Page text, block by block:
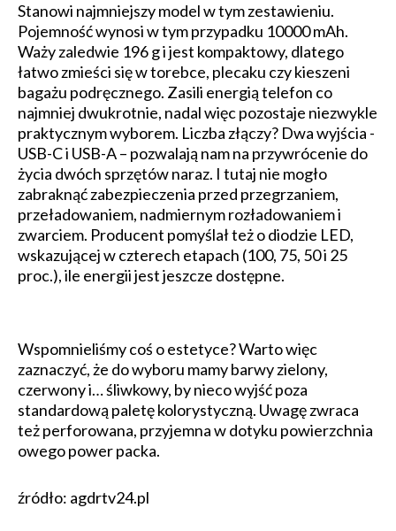
Stanowi najmniejszy model w tym zestawieniu.
Pojemność wynosi w tym przypadku 10000 mAh.
Waży zaledwie 196 g i jest kompaktowy, dlatego
łatwo zmieści się w torebce, plecaku czy kieszeni
bagażu podręcznego. Zasili energią telefon co
najmniej dwukrotnie, nadal więc pozostaje niezwykle
praktycznym wyborem. Liczba złączy? Dwa wyjścia -
USB-C i USB-A – pozwalają nam na przywrócenie do
życia dwóch sprzętów naraz. I tutaj nie mogło
zabraknąć zabezpieczenia przed przegrzaniem,
przeładowaniem, nadmiernym rozładowaniem i
zwarciem. Producent pomyślał też o diodzie LED,
wskazującej w czterech etapach (100, 75, 50 i 25
proc.), ile energii jest jeszcze dostępne.
Wspomnieliśmy coś o estetyce? Warto więc
zaznaczyć, że do wyboru mamy barwy zielony,
czerwony i… śliwkowy, by nieco wyjść poza
standardową paletę kolorystyczną. Uwagę zwraca
też perforowana, przyjemna w dotyku powierzchnia
owego power packa.
źródło: agdrtv24.pl